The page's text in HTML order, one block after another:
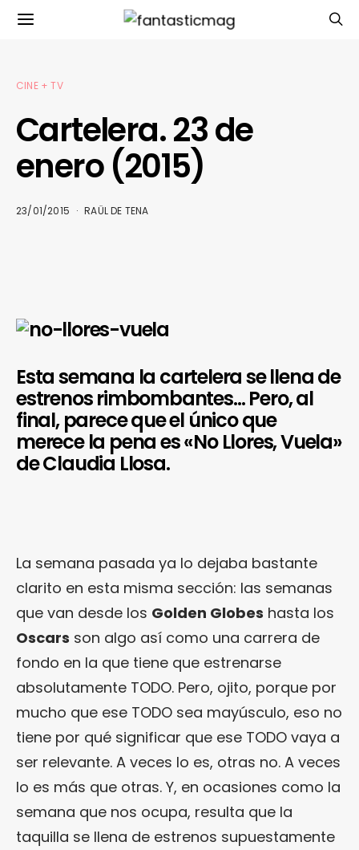
CINE + TV
Cartelera. 23 de
enero (2015)
23/01/2015 RAÜL DE TENA
Esta semana la cartelera se llena de
estrenos rimbombantes… Pero, al
final, parece que el único que
merece la pena es «No Llores, Vuela»
de Claudia Llosa.
La semana pasada ya lo dejaba bastante
clarito en esta misma sección: las semanas
que van desde los Golden Globes hasta los
Oscars son algo así como una carrera de
fondo en la que tiene que estrenarse
absolutamente TODO. Pero, ojito, porque por
mucho que ese TODO sea mayúsculo, eso no
tiene por qué significar que ese TODO vaya a
ser relevante. A veces lo es, otras no. A veces
lo es más que otras. Y, en ocasiones como la
semana que nos ocupa, resulta que la
taquilla se llena de estrenos supuestamente